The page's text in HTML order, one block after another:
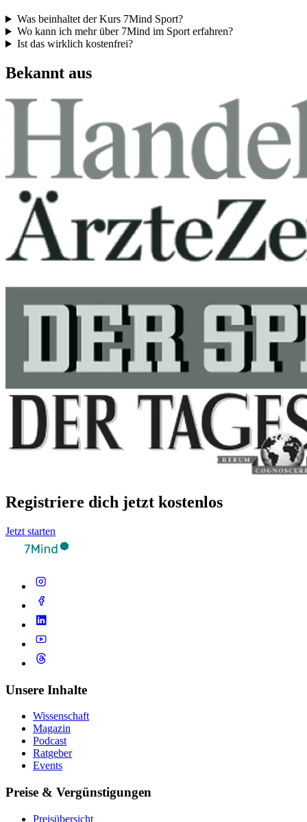
Was beinhaltet der Kurs 7Mind Sport?
Wo kann ich mehr über 7Mind im Sport erfahren?
Ist das wirklich kostenfrei?
Bekannt aus
Registriere dich jetzt kostenlos
Jetzt starten
Unsere Inhalte
Wissenschaft
Magazin
Podcast
Ratgeber
Events
Preise & Vergünstigungen
Preisübersicht